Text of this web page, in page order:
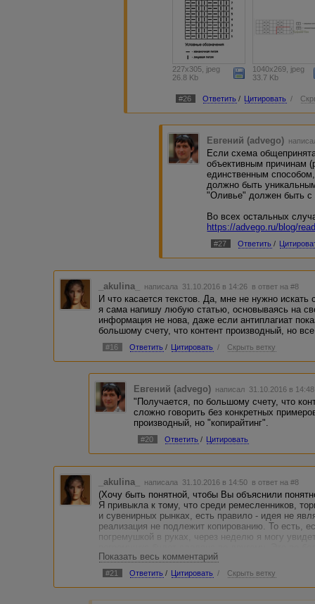
100500 способами. Для
схемы.
Переспрошу. Нельзя продавать
227x305, jpeg
26.8 Kb
1040x269, jpeg
33.7 Kb
#26 Ответить / Цитировать /
Евгений (advego)
Если схема
объективным причинам
единственным
должно быть
"Оливье" должен быть
Во всех остальных
https://advego.ru/blog/
#27 Ответить /
_akulina_ написала 31.10.2016 в 14:26 в ответ на #8
И что касается текстов. Да, мне не нужно
я сама напишу любую статью, основываясь на
информация не нова, даже если антиплагиат
большому счету, что контент производный, но
#16 Ответить / Цитировать / Скрыть ветку
Евгений (advego) написал 31.10.2016 в
"Получается, по большому счету, что
сложно говорить без конкретных
производный, но "копирайтинг".
#20 Ответить / Цитировать
_akulina_ написала 31.10.2016 в 14:50 в ответ на #8
(Хочу быть понятной, чтобы Вы объяснили
Я привыкла к тому, что среди ремесленников,
и сувенирных рынках, есть правило - идея не
реализация не подлежит копированию. То есть,
погремушкой в руках, через неделю я могу
мирятся, потому что в спорах на эту тему
Соответственно, если я возьму чужой
кажется, сторону, это приемлемо на Адвего в
Показать весь комментарий
#21 Ответить / Цитировать / Скрыть ветку